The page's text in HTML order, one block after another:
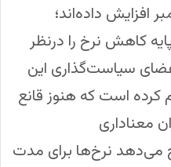
افزایش داده‌اند؛
حدود ۲۰ واحد پایه کاهش نرخ را درنظر
سیاست‌گذاری این
کرده است که هنوز قانع
معناداری
می‌دهد نرخ‌ها برای مدت